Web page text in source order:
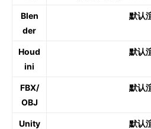
Blen
der
默认
Houd
ini
默认
FBX/
OBJ
默认
Unity 默认